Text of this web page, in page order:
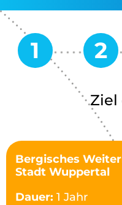
Ziel
Bergisches
Stadt Wuppertal
Dauer: 1 Jahr